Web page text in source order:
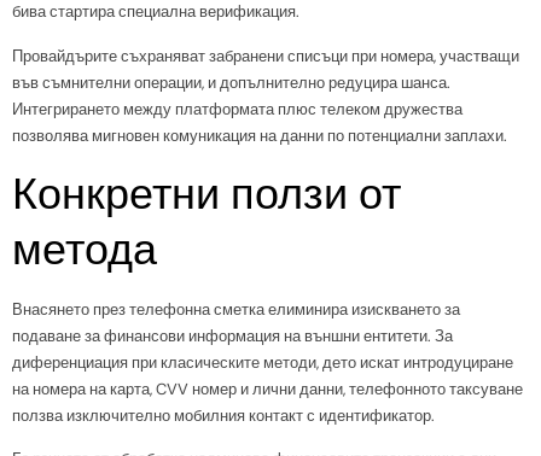
бива стартира специална верификация.
Провайдърите съхраняват забранени списъци при номера, участващи
във съмнителни операции, и допълнително редуцира шанса.
Интегрирането между платформата плюс телеком дружества
позволява мигновен комуникация на данни по потенциални заплахи.
Конкретни ползи от
метода
Внасянето през телефонна сметка елиминира изискването за
подаване за финансови информация на външни ентитети. За
диференциация при класическите методи, дето искат интродуциране
на номера на карта, CVV номер и лични данни, телефонното таксуване
ползва изключително мобилния контакт с идентификатор.